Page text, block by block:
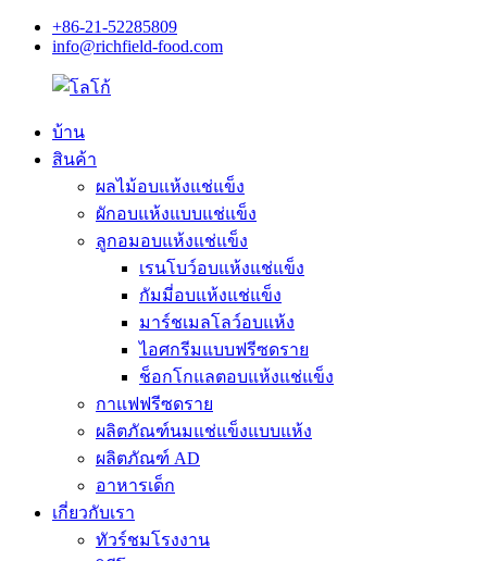
+86-21-52285809
info@richfield-food.com
บ้าน
สินค้า
ผลไม้อบแห้งแช่แข็ง
ผักอบแห้งแบบแช่แข็ง
ลูกอมอบแห้งแช่แข็ง
เรนโบว์อบแห้งแช่แข็ง
กัมมี่อบแห้งแช่แข็ง
มาร์ชเมลโลว์อบแห้ง
ไอศกรีมแบบฟรีซดราย
ช็อกโกแลตอบแห้งแช่แข็ง
กาแฟฟรีซดราย
ผลิตภัณฑ์นมแช่แข็งแบบแห้ง
ผลิตภัณฑ์ AD
อาหารเด็ก
เกี่ยวกับเรา
ทัวร์ชมโรงงาน